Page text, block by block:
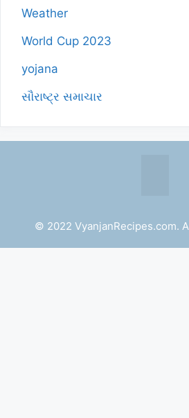
Weather
World Cup 2023
yojana
સૌરાષ્ટ્ર સમાચાર
© 2022 VyanjanRecipes.com.